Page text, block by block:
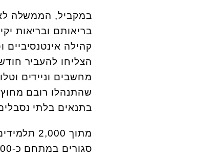
במקביל, הממשלה
בריאותם ובריאות
קהילה אינטנסיביים
הצליחו להעביר
מחשבים וניידים
שהתנהלו רובם
בתנאים בלתי
מתוך
סגורים במתחם כ-800. 520 מתוכם עברו בדיקת קורונה, 260 יצאו חיוביים(50%).